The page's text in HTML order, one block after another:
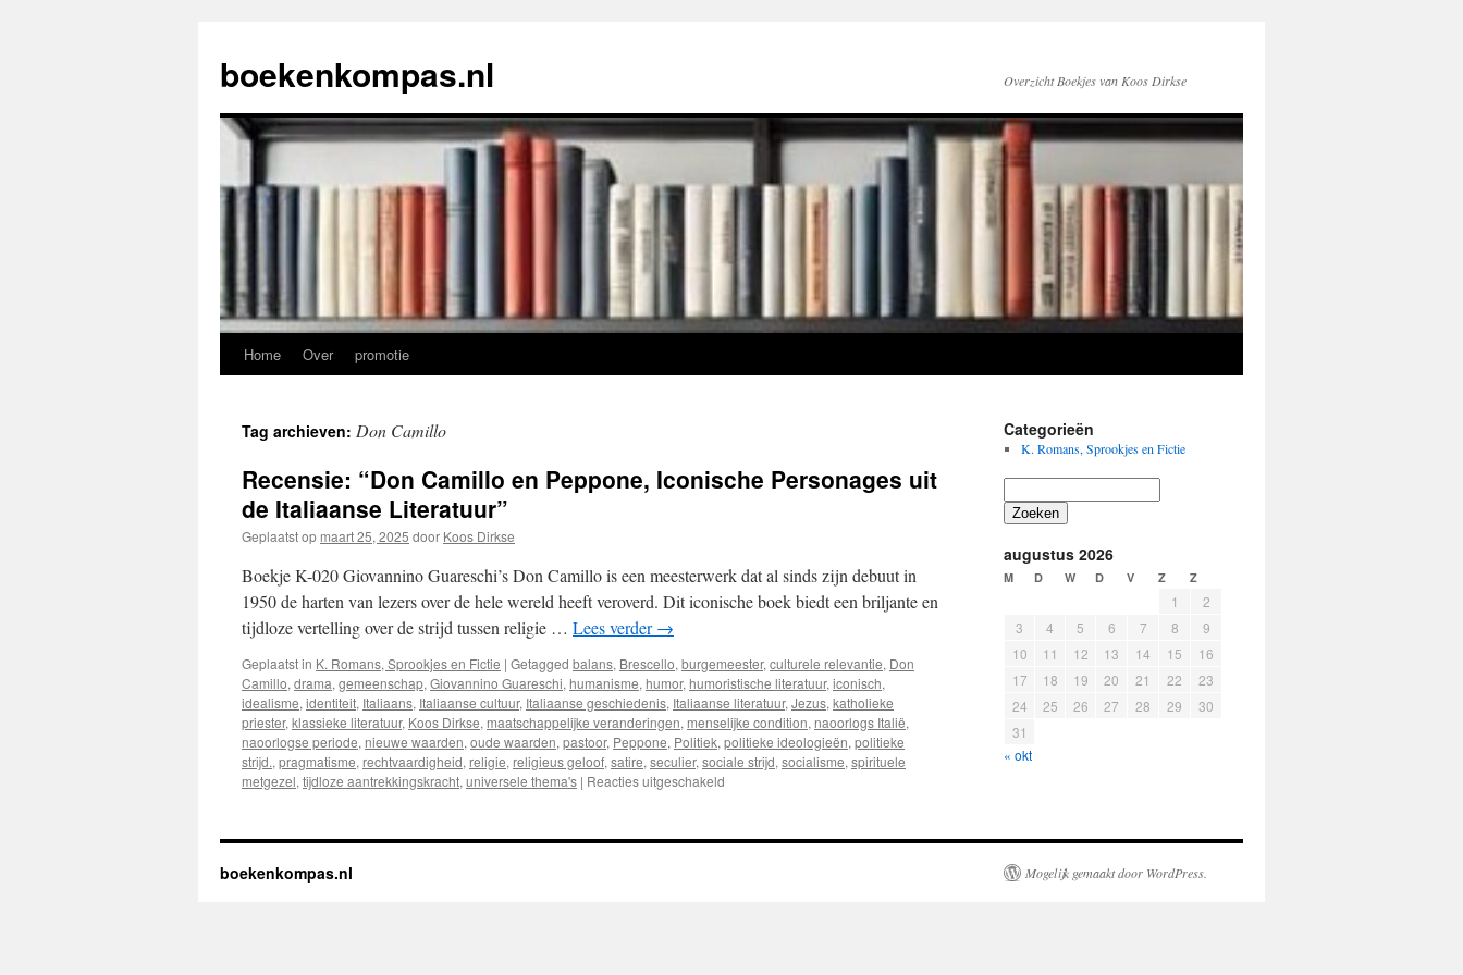
de
inhoud
boekenkompas.nl Overzicht Boekjes van Koos Dirkse
Home Over promotie
Tag archieven: Don Camillo
Recensie: “Don Camillo en Peppone, Iconische Personages uit
de Italiaanse Literatuur”
Geplaatst op maart 25, 2025 door Koos Dirkse
Boekje K-020 Giovannino Guareschi’s Don Camillo is een meesterwerk dat al sinds zijn debuut in
1950 de harten van lezers over de hele wereld heeft veroverd. Dit iconische boek biedt een briljante en
tijdloze vertelling over de strijd tussen religie … Lees verder→
Geplaatst in K. Romans, Sprookjes en Fictie | Getagged balans, Brescello, burgemeester, culturele relevantie, Don
Camillo, drama, gemeenschap, Giovannino Guareschi, humanisme, humor, humoristische literatuur, iconisch,
idealisme, identiteit, Italiaans, Italiaanse cultuur, Italiaanse geschiedenis, Italiaanse literatuur, Jezus, katholieke
priester, klassieke literatuur, Koos Dirkse, maatschappelijke veranderingen, menselijke condition, naoorlogs Italië,
naoorlogse periode, nieuwe waarden, oude waarden, pastoor, Peppone, Politiek, politieke ideologieën, politieke
strijd., pragmatisme, rechtvaardigheid, religie, religieus geloof, satire, seculier, sociale strijd, socialisme, spirituele
metgezel, tijdloze aantrekkingskracht, universele thema's | Reacties uitgeschakeld
Camillo
Categorieën
K. Romans, Sprookjes en Fictie
Zoeken
augustus 2026
M D W D V Z Z
1
2
3
4 5 6 7 8
9
10
11 12 13 14 15
16
17
18 19 20 21 22
23
24
25 26 27 28 29
30
31
« okt
boekenkompas.nl Mogelijk gemaakt door WordPress.